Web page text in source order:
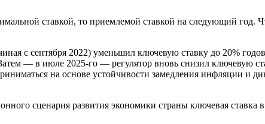
ставкой, то приемлемой ставкой на следующий год.
с сентября 2022) уменьшил ключевую ставку до 20%
— в июле 2025-го — регулятор вновь снизил ключевую
на основе устойчивости замедления инфляции и
сценария развития экономики страны ключевая ставка